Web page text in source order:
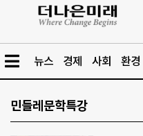
뉴스 경제 사회 환경
민들레문학특강